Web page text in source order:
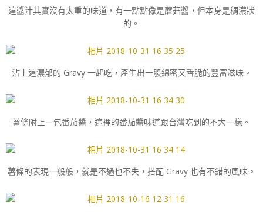
這醬汁其實沒有太重的味道，有一點點像是蘑菇醬，但本身是稠濃狀
的。
沾上這濃郁的 Gravy 一起吃，產生出一股綿密又香脆的豐富滋味。
薯條附上一包番茄醬，這裡的番茄醬味道跟台灣吃到的不大一樣。
薯條的表現一般般，就是不過也不失，搭配 Gravy 也有不錯的風味。